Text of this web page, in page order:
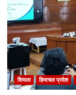
शिमला हिमाचल प्रदेश